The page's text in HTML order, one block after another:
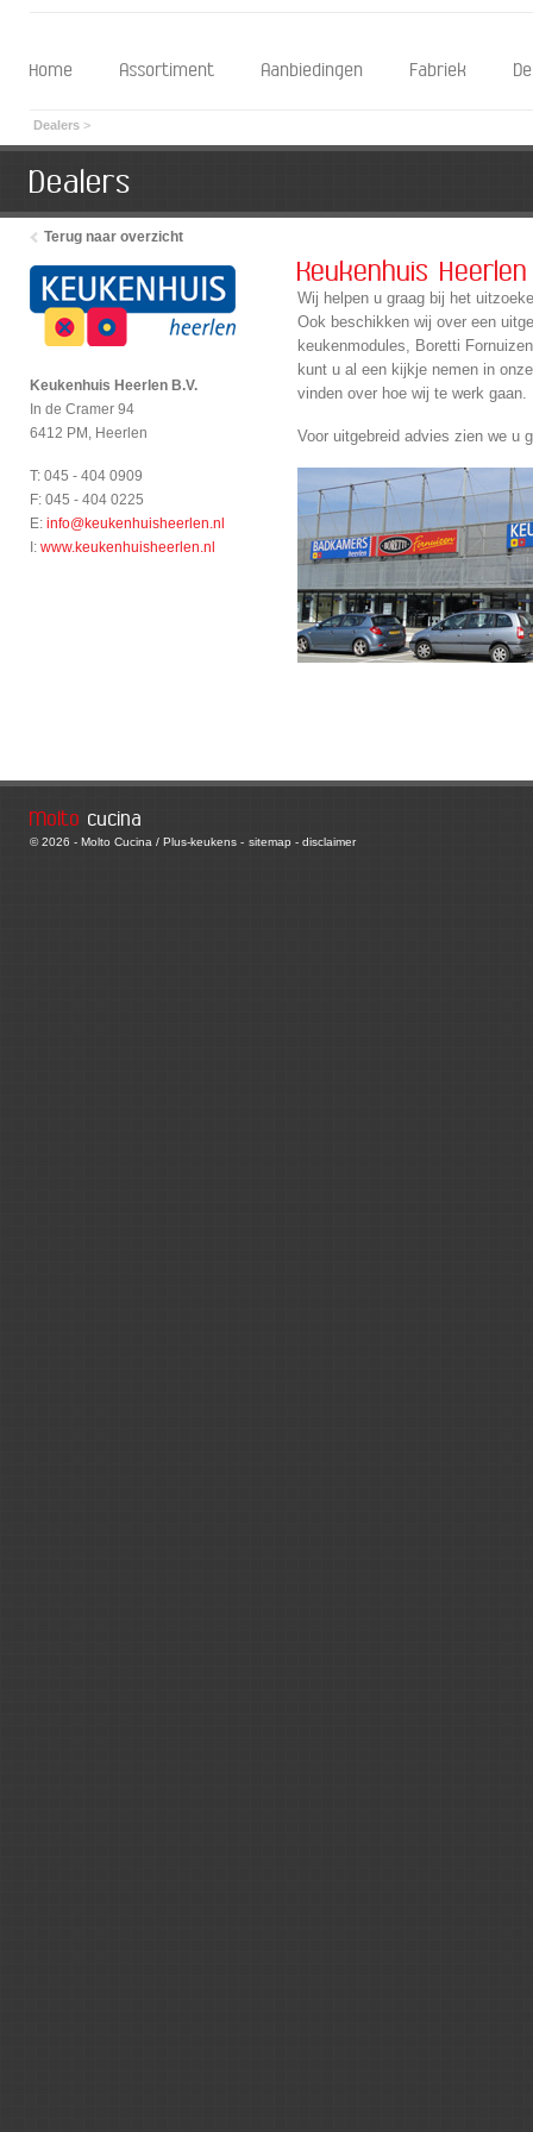
Home Assortiment Aanbiedingen Fabriek
Dealers >
Dealers
Terug naar overzicht
Keukenhuis Heerlen B.V.
In de Cramer 94
6412 PM, Heerlen
T: 045 - 404 0909
F: 045 - 404 0225
E: info@keukenhuisheerlen.nl
I: www.keukenhuisheerlen.nl
Keukenhuis Heerlen
Wij helpen u graag bij het
Ook beschikken wij over een
keukenmodules, Boretti
kunt u al een kijkje nemen in
vinden over hoe wij te werk gaan.
Voor uitgebreid advies zien we u
Molto cucina
© 2026 - Molto Cucina / Plus-keukens - sitemap - disclaimer